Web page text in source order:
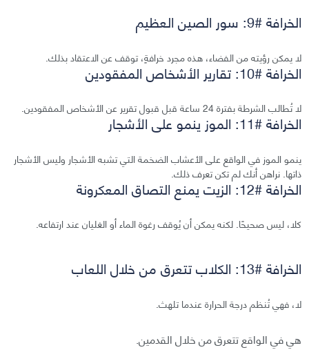
الخرافة #9: سور الصين العظيم
لا يمكن رؤيته من الفضاء، هذه مجرد خرافةٍ، توقف عن الاعتقاد بذلك.
الخرافة #10: تقارير الأشخاص المفقودين
لا تُطالب الشرطة بفترة 24 ساعة قبل قبول تقرير عن الأشخاص المفقودين.
الخرافة #11: الموز ينمو على الأشجار
ينمو الموز في الواقع على الأعشاب الضخمة التي تشبه الأشجار وليس الأشجار
ذاتها. نراهن أنك لم تكن تعرف ذلك.
الخرافة #12: الزيت يمنع التصاق المعكرونة
كلا، ليس صحيحًا. لكنه يمكن أن يُوقف رغوة الماء أو الغليان عند ارتفاعه.
الخرافة #13: الكلاب تتعرق من خلال اللعاب
لا، فهي تُنظم درجة الحرارة عندما تلهث.
هي في الواقع تتعرق من خلال القدمين.